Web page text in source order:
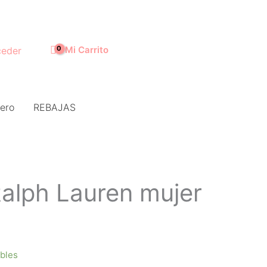
Mi Carrito
REBAJAS
Lauren mujer